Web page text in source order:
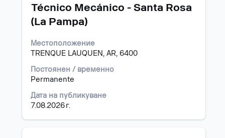
Позиция
Técnico Mecánico - Santa Rosa
(La Pampa)
Местоположение
TRENQUE LAUQUEN, AR, 6400
Постоянен / временно
Permanente
Дата на публикуване
7.08.2026 г.
Изберете
бутона
интервал,
за
да
прегледате
съдържание
на